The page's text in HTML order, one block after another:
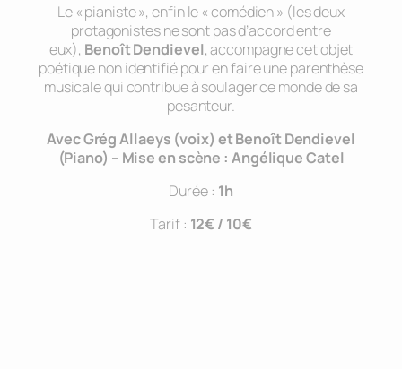
Le « pianiste », enfin le « comédien » (les deux
protagonistes ne sont pas d’accord entre
eux), Benoît Dendievel, accompagne cet objet
poétique non identifié pour en faire une parenthèse
musicale qui contribue à soulager ce monde de sa
pesanteur.
Avec Grég Allaeys (voix) et Benoît Dendievel
(Piano) – Mise en scène : Angélique Catel
Durée : 1h
Tarif : 12€ / 10€